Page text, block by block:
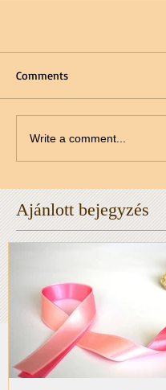
Comments
Write a comment...
Ajánlott bejegyzés